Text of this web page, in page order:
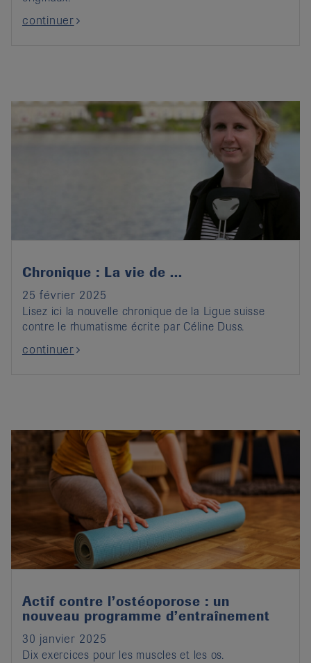
continuer
Chronique : La vie de ...
25 février 2025
Lisez ici la nouvelle chronique de la Ligue suisse
contre le rhumatisme écrite par Céline Duss.
continuer
Actif contre l’ostéoporose : un
nouveau programme d’entraînement
30 janvier 2025
Dix exercices pour les muscles et les os.